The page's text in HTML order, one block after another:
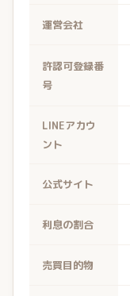
運営会社
許認可登録番
号
LINEアカウ
ント
公式サイト
利息の割合
売買目的物